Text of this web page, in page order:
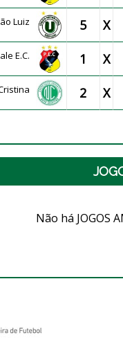
Luiz 5 X
E.C. 1 X
2 X
Não há JOGOS